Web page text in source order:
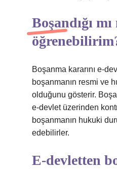
Boşandığı mı
Boşanma kararını e-
boşanmanın resmi ve
olduğunu gösterir.
e-devlet üzerinden
boşanmanın hukuki
edebilirler.
E-devletten